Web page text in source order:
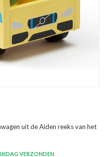
uit de Aiden reeks van het
VERZONDEN